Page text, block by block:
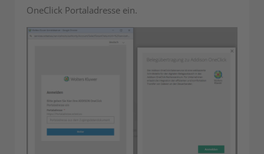
OneClick Portaladresse ein.